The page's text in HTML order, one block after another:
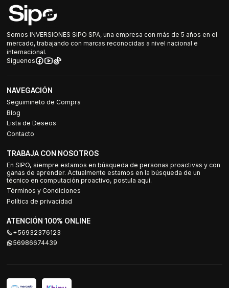
Somos INVERSIONES SIPO SPA, una empresa con más de 5 años en el
mercado, trabajando con marcas reconocidas a nivel nacional e
internacional.
Síguenos
NAVEGACIÓN
Seguimineto de Compra
Blog
Lista de Deseos
Contacto
TRABAJA CON NOSOTROS
En SIPO, siempre estamos en búsqueda de personas proactivas y con
ganas de aprender. Actualmente estamos en la búsqueda de un
técnico en computación proactivo, postula aquí.
Términos y Condiciones
Política de privacidad
ATENCIÓN 100% ONLINE
+56932376123
56986674439